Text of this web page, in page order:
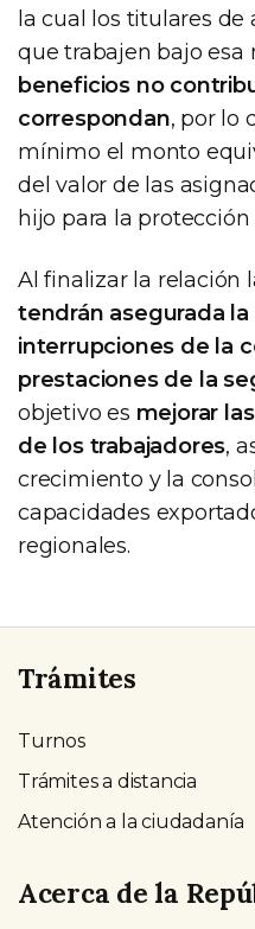
la cual los titulares
que trabajen bajo esa
beneficios no
correspondan, por lo
mínimo el monto
del valor de las
hijo para la protección
Al finalizar la relación
tendrán asegurada
interrupciones de la
prestaciones de la
objetivo es mejorar
de los trabajadores,
crecimiento y la
capacidades
regionales.
Trámites
Turnos
Trámites a distancia
Atención a la ciudadanía
Acerca de la